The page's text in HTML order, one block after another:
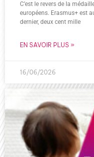
C’est le revers de la
européens. Erasmus+ est
dernier, deux cent mille
EN SAVOIR PLUS »
16/06/2026